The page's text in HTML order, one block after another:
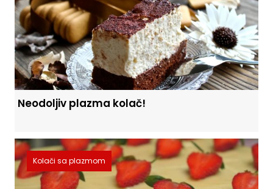
Neodoljiv plazma kolač!
Kolači sa plazmom